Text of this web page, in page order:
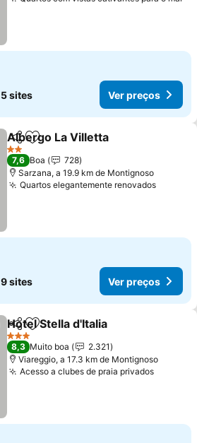
5 sites Ver preços
PartilharAdicionar aos favoritos
Albergo La Villetta
2 Estrelas
7,6 Boa
728
Sarzana, a 19.9 km de Montignoso
Quartos elegantemente renovadosVer
9 sites Ver preços
PartilharAdicionar aos favoritos
Hotel Stella d'Italia
3 Estrelas
8,3 Muito boa
2.321
Viareggio, a 17.3 km de Montignoso
Acesso a clubes de praia privadosVer